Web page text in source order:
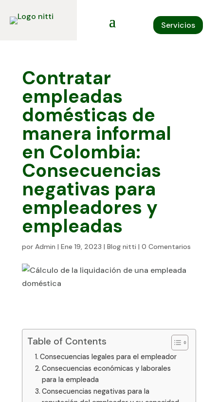
Servicios
Contratar
empleadas
domésticas de
manera informal
en Colombia:
Consecuencias
negativas para
empleadores y
empleadas
por Admin | Ene 19, 2023 | Blog nitti | 0 Comentarios
Table of Contents
Consecuencias legales para el empleador
Consecuencias económicas y laborales
para la empleada
Consecuencias negativas para la